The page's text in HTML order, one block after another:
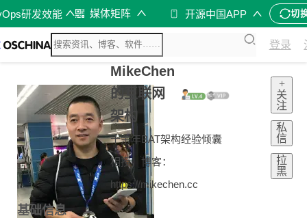
研发效能 媒体矩阵 开源中国APP 切
登录
MikeChen
的互联网
架构
十余年BAT架构经验倾囊
相授，博客：
https://mikechen.cc
+
关
注
私
信
拉
黑
基础信息